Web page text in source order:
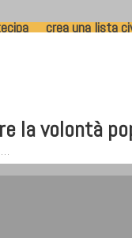
crea una lista
la volontà